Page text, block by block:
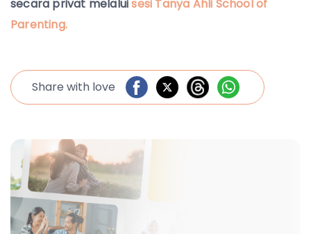
secara privat melaluisesi Tanya Ahli School of
Parenting.
Share with love